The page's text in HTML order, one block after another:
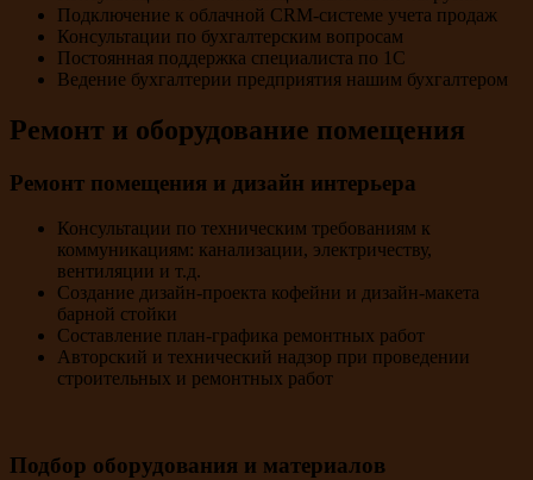
Подключение к облачной CRM-системе учета продаж
Консультации по бухгалтерским вопросам
Постоянная поддержка специалиста по 1С
Ведение бухгалтерии предприятия нашим бухгалтером
Ремонт и оборудование помещения
Ремонт помещения и дизайн интерьера
Консультации по техническим требованиям к
коммуникациям: канализации, электричеству,
вентиляции и т.д.
Создание дизайн-проекта кофейни и дизайн-макета
барной стойки
Составление план-графика ремонтных работ
Авторский и технический надзор при проведении
строительных и ремонтных работ
Подбор оборудования и материалов